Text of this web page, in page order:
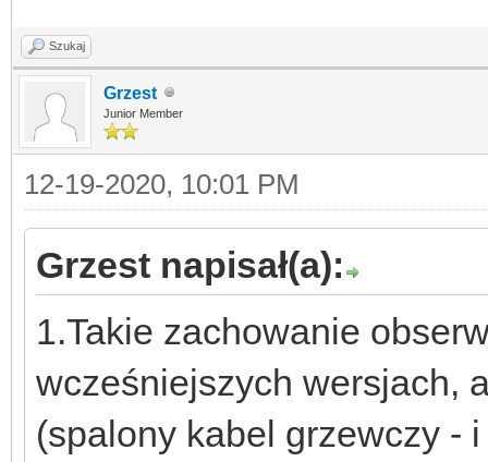
Szukaj
Grzest
Junior Member
12-19-2020, 10:01 PM
Grzest napisał(a):
1.Takie zachowanie
wcześniejszych wersjach,
(spalony kabel grzewczy -